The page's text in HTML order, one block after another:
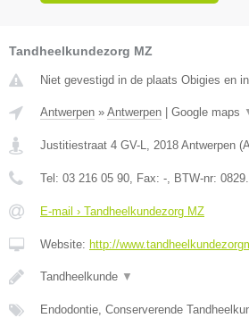
Tandheelkundezorg MZ
Niet gevestigd in de plaats Obigies en
Antwerpen » Antwerpen Google maps
Justitiestraat 4 GV-L 2018 Antwerpen (
Tel: 03 216 05 90 , Fax: - , BTW-nr:
E-mail › Tandheelkundezorg MZ
Website: http://
Tandheelkunde ▼
Endodontie, Conserverende